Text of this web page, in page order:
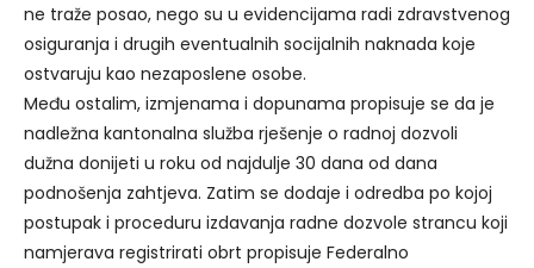
ne traže posao, nego su u evidencijama radi zdravstvenog
osiguranja i drugih eventualnih socijalnih naknada koje
ostvaruju kao nezaposlene osobe.
Među ostalim, izmjenama i dopunama propisuje se da je
nadležna kantonalna služba rješenje o radnoj dozvoli
dužna donijeti u roku od najdulje 30 dana od dana
podnošenja zahtjeva. Zatim se dodaje i odredba po kojoj
postupak i proceduru izdavanja radne dozvole strancu koji
namjerava registrirati obrt propisuje Federalno